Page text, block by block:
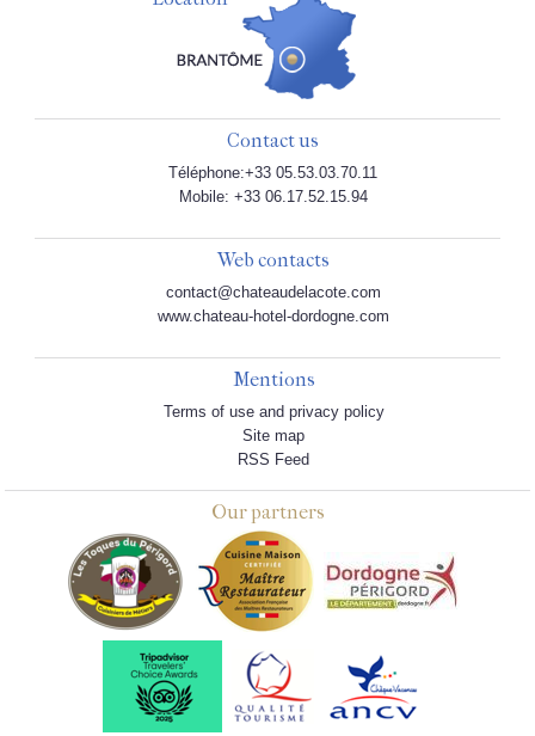
Contact us
Téléphone:+33 05.53.03.70.11
Mobile: +33 06.17.52.15.94
Web contacts
contact@chateaudelacote.com
www.chateau-hotel-dordogne.com
Mentions
Terms of use and privacy policy
Site map
RSS Feed
Our partners